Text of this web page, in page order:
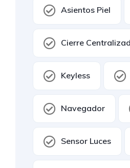
Asientos Piel
Cierre
Keyless
Navegador
Sensor Luces